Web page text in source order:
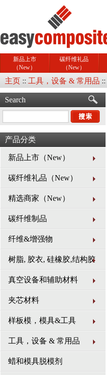
新品上市
（New）
碳纤维礼品
（New）
主页 :: 工具，设备 & 常用品 ::
Search
产品分类
新品上市（New）
碳纤维礼品（New）
精选商家（New）
碳纤维制品
纤维&增强物
树脂, 胶衣, 硅橡胶,结构胶
真空设备和辅助材料
夹芯材料
样板模，模具&工具
工具，设备 & 常用品
蜡和模具脱模剂